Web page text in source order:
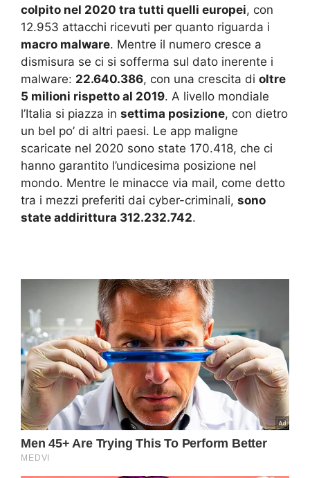
colpito nel 2020 tra tutti quelli europei, con
12.953 attacchi ricevuti per quanto riguarda i
macro malware. Mentre il numero cresce a
dismisura se ci si sofferma sul dato inerente i
malware: 22.640.386, con una crescita di oltre
5 milioni rispetto al 2019. A livello mondiale
l’Italia si piazza in settima posizione, con dietro
un bel po’ di altri paesi. Le app maligne
scaricate nel 2020 sono state 170.418, che ci
hanno garantito l’undicesima posizione nel
mondo. Mentre le minacce via mail, come detto
tra i mezzi preferiti dai cyber-criminali, sono
state addirittura 312.232.742.